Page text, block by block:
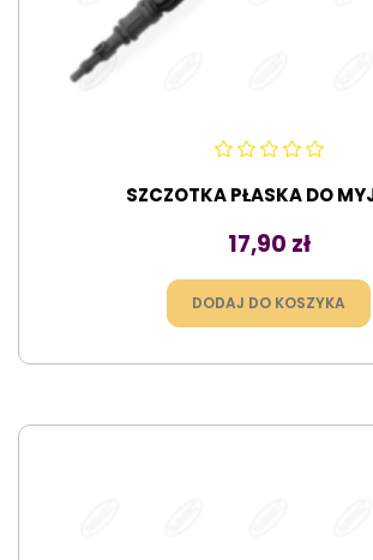
SZCZOTKA PŁASKA DO
Cena
17,90 zł
DODAJ DO KOSZYKA